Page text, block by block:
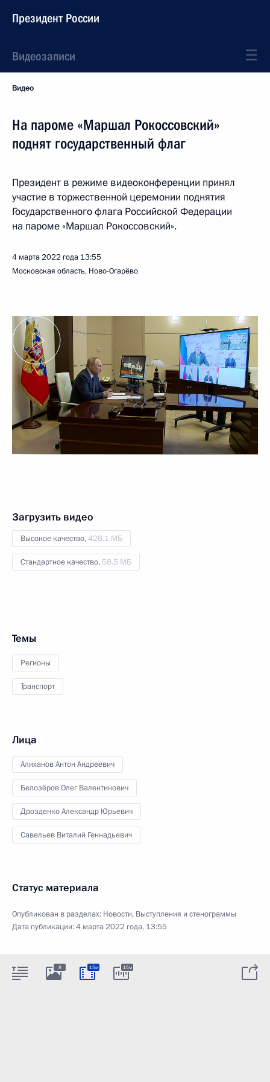
Президент России
Видеозаписи
Видео
На пароме «Маршал Рокоссовский»
поднят государственный флаг
Президент в режиме видеоконференции принял
участие в торжественной церемонии поднятия
Государственного флага Российской Федерации
на пароме «Маршал Рокоссовский».
4 марта 2022 года 13:55
Московская область, Ново-Огарёво
Загрузить видео
Высокое качество,426.1 МБ
Стандартное качество, 58.5 МБ
Темы
Регионы
Транспорт
Лица
Алиханов Антон Андреевич
Белозёров Олег Валентинович
Дрозденко Александр Юрьевич
Савельев Виталий Геннадьевич
Статус материала
Опубликован в разделах: Новости, Выступления и стенограммы
Дата публикации:4 марта 2022 года, 13:55
8 15м 15м